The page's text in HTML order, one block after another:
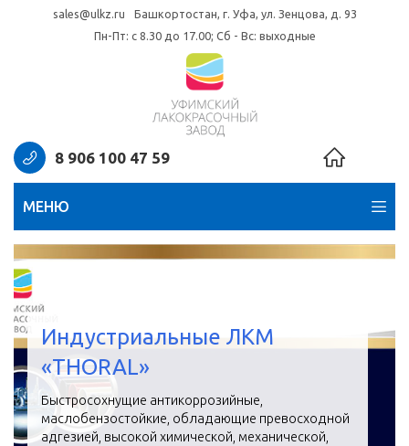
sales@ulkz.ru
Башкортостан, г. Уфа, ул. Зенцова, д. 93
Пн-Пт: с 8.30 до 17.00; Сб - Вс: выходные
8 906 100 47 59
МЕНЮ
Индустриальные ЛКМ
«THORAL»
Быстросохнущие антикоррозийные,
маслобензостойкие, обладающие превосходной
адгезией, высокой химической, механической,